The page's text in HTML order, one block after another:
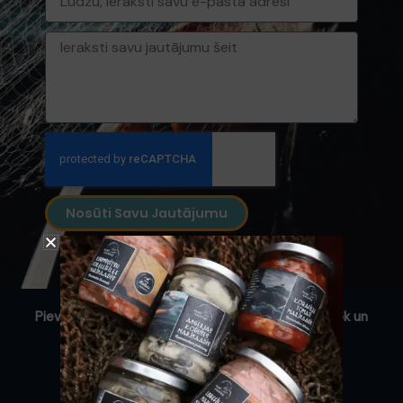
pasts
Ziņa
Nosūti Savu Jautājumu
Pievienojies mūsu kopienai un seko mums Facebook un
Instagram!